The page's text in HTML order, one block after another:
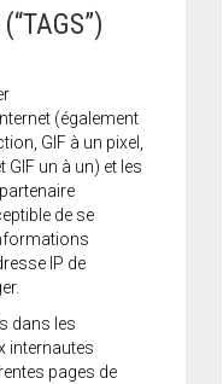
(également
GIF à un pixel,
GIF un à un) et les
de se
IP de
dans les
internautes
pages de